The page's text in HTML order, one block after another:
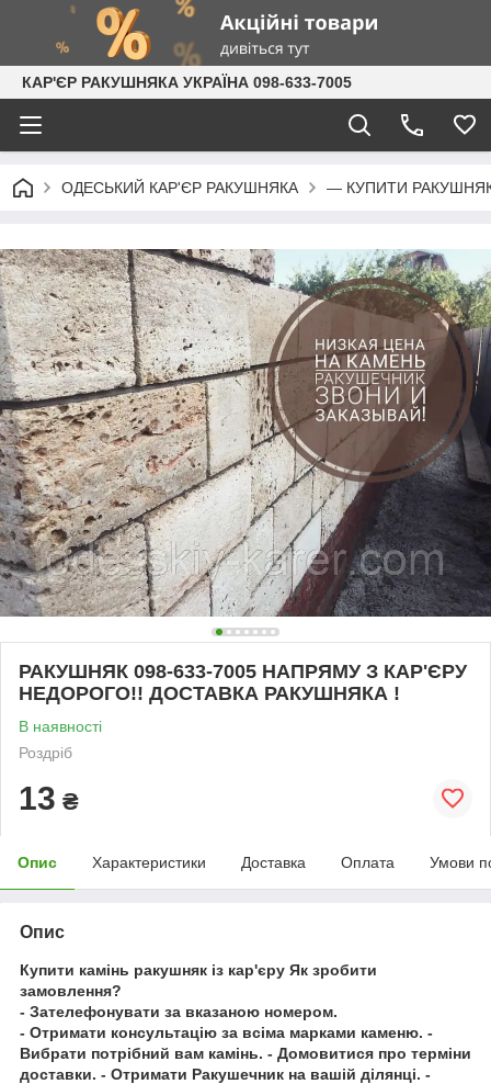
КАР'ЄР РАКУШНЯКА УКРАЇНА 098-633-7005
ОДЕСЬКИЙ КАР'ЄР РАКУШНЯКА — КУПИТИ
РАКУШНЯК 098-633-7005 НАПРЯМУ З КАР'ЄРУ
НЕДОРОГО!! ДОСТАВКА РАКУШНЯКА !
В наявності
Роздріб
13 ₴
Опис Характеристики Доставка Оплата Умови
Опис
Купити камінь ракушняк із кар'єру Як зробити
замовлення?
- Зателефонувати за вказаною номером.
- Отримати консультацію за всіма марками каменю. -
Вибрати потрібний вам камінь. - Домовитися про терміни
доставки. - Отримати Ракушечник на вашій ділянці. -